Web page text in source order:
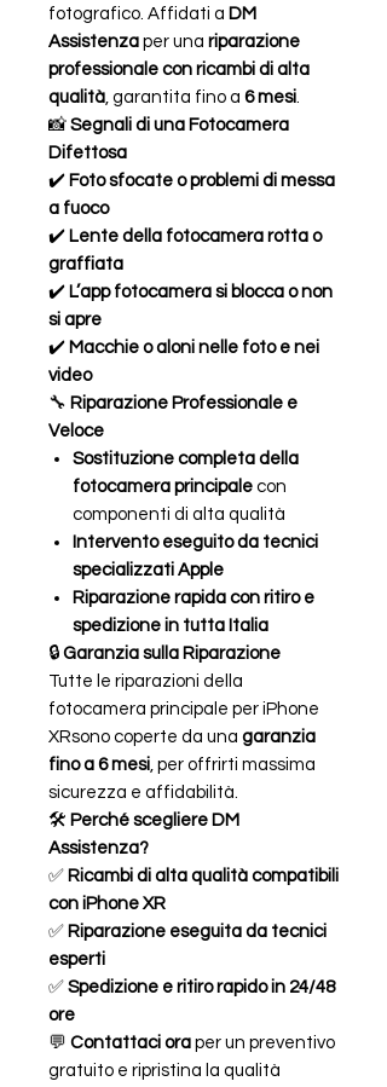
fotografico. Affidati a DM
Assistenza per una riparazione
professionale con ricambi di alta
qualità , garantita fino a 6 mesi
📸 Segnali di una Fotocamera
Difettosa
✔️ Foto sfocate o problemi di messa
a fuoco
✔️ Lente della fotocamera rotta o
graffiata
✔️ L’app fotocamera si blocca o non
si apre
✔️ Macchie o aloni nelle foto e nei
video
🔧 Riparazione Professionale e
Veloce
Sostituzione completa della
fotocamera principale con
componenti di alta qualità
Intervento eseguito da tecnici
specializzati Apple
Riparazione rapida con ritiro e
spedizione in tutta Italia
🔒 Garanzia sulla Riparazione
Tutte le riparazioni della
fotocamera principale per iPhone
XRsono coperte da una garanzia
fino a 6 mesi , per offrirti massima
sicurezza e affidabilità.
🛠 Perché scegliere DM
Assistenza?
✅ Ricambi di alta qualità compatibili
con iPhone XR
✅ Riparazione eseguita da tecnici
esperti
✅ Spedizione e ritiro rapido in 24/48
ore
💬 Contattaci ora per un preventivo
gratuito e ripristina la qualità